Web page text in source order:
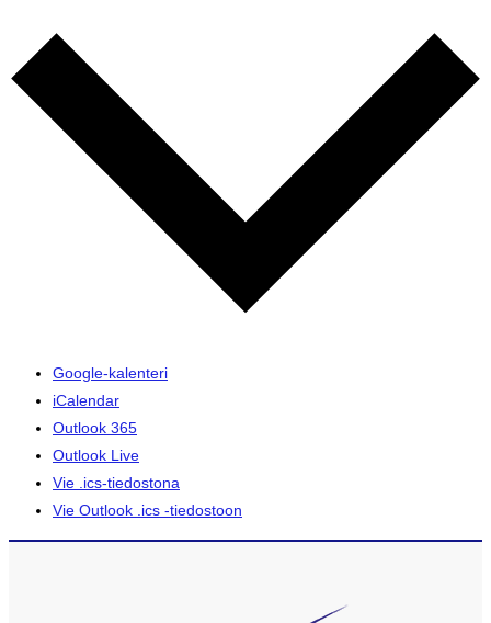
Google-kalenteri
iCalendar
Outlook 365
Outlook Live
Vie .ics-tiedostona
Vie Outlook .ics -tiedostoon